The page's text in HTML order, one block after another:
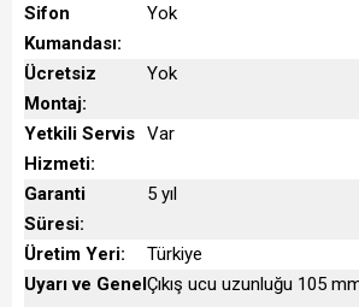
Sifon
Kumandası:
Yok
Ücretsiz
Montaj:
Yok
Yetkili Servis
Hizmeti:
Var
Garanti
Süresi:
5 yıl
Üretim Yeri:
Türkiye
Uyarı ve GenelÇıkış ucu uzunluğu 105